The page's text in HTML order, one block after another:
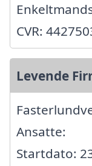
CVR:
Levende
Ansatte:
Startdato: